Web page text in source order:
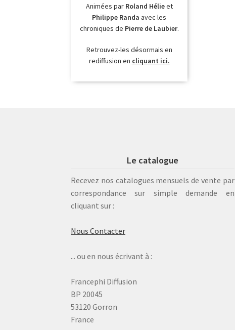
Animées par Roland Hélieet
Philippe Randa avec les
chroniques de Pierre de Laubier.
Retrouvez-les désormais en
rediffusion en cliquant ici.
Le catalogue
Recevez nos catalogues mensuels de vente par
correspondance sur simple demande en
cliquant sur :
Nous Contacter
... ou en nous écrivant à :
Francephi Diffusion
BP 20045
53120 Gorron
France